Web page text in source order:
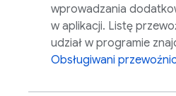
wprowadzania
w aplikacji. Listę
udział w programie
Obsługiwani